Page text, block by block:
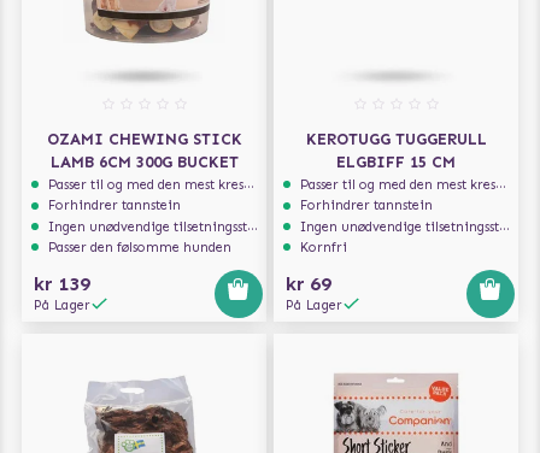
OZAMI CHEWING STICK
LAMB 6CM 300G BUCKET
Passer til og med den mest kresne hunden
Forhindrer tannstein
Ingen unødvendige tilsetningsstoffer
Passer den følsomme hunden
kr 139
På Lager
KEROTUGG TUGGERULL
ELGBIFF 15 CM
Passer til og med den mest kresne hunden
Forhindrer tannstein
Ingen unødvendige tilsetningsstoffer
Kornfri
kr 69
På Lager